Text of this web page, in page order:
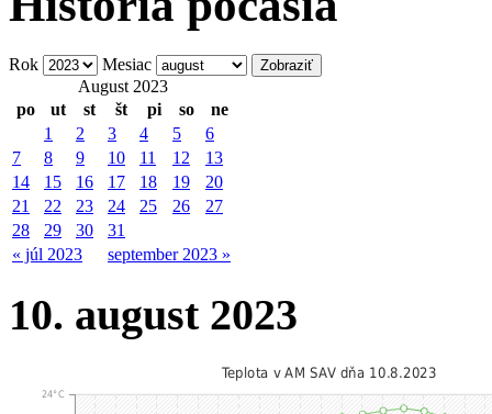
Rok
Mesiac
August 2023
po
ut st št pi so ne
« júl 2023 september 2023 »
1 2 3 4 5
6
7
8 9 10 11 12
13
14
15 16 17 18 19
20
21
22 23 24 25 26
27
28
29 30 31
10. august 2023